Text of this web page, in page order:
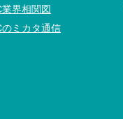
業界相関図
のミカタ通信